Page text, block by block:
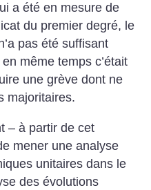
a été en mesure de
du premier degré, le
pas été suffisant
même temps c’était
une grève dont ne
majoritaires.
– à partir de cet
mener une analyse
unitaires dans le
des évolutions